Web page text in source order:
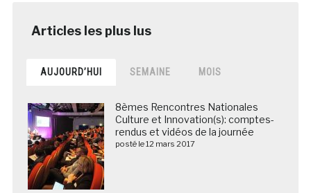
AUJOURD’HUI SEMAINE MOIS
8èmes Rencontres Nationales
Culture et Innovation(s): comptes-
rendus et vidéos de la journée
posté le 12 mars 2017